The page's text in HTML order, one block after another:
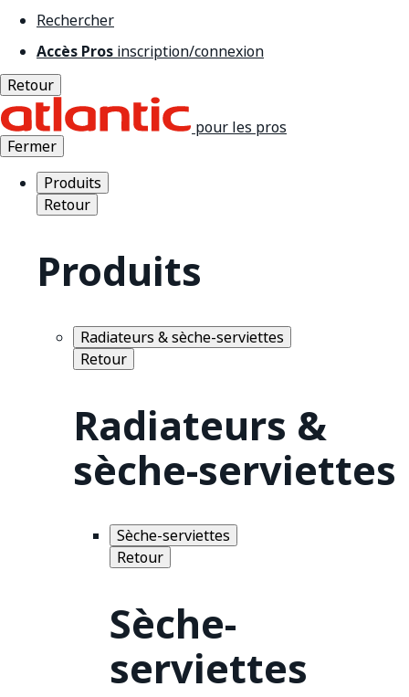
Rechercher
Accès Pros inscription/connexion
Retour
pour les pros
Fermer
Produits
Retour
Produits
Radiateurs & sèche-serviettes
Retour
Radiateurs &
sèche-serviettes
Sèche-serviettes
Retour
Sèche-
serviettes